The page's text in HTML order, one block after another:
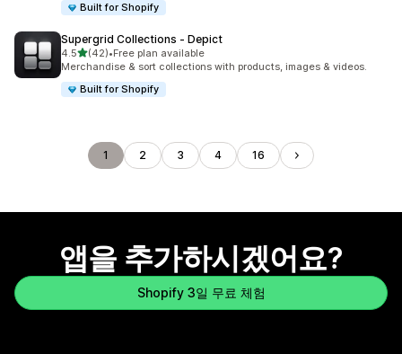
Built for Shopify
Supergrid Collections ‑ Depict
4.5별 5개 중
(42)
총 리뷰 42개
•Free plan available
Merchandise & sort collections with products, images & videos.
Built for Shopify
1 2 3 4 16
앱을 추가하시겠어요?
Shopify 3일 무료 체험